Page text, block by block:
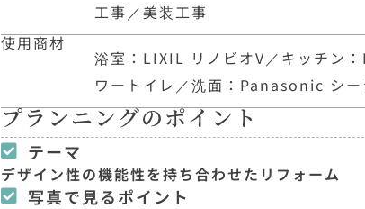
工事／美装工事
使用商材
浴室：LIXIL リノビオV／キッチン
ワートイレ／洗面：Panasonic シ
プランニングのポイント
テーマ
デザイン性の機能性を持ち合わせたリフォーム
写真で見るポイント